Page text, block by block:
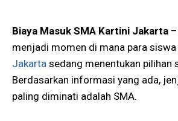
Biaya Masuk SMA Kartini Jakarta
menjadi momen di mana para
Jakarta sedang menentukan pilihan
Berdasarkan informasi yang ada,
paling diminati adalah SMA.